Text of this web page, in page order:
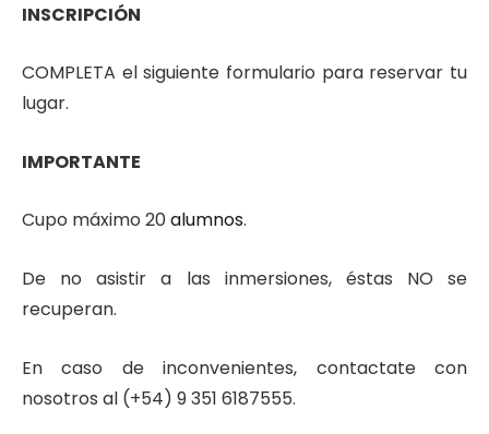
INSCRIPCIÓN
COMPLETA el siguiente formulario para reservar tu
lugar.
IMPORTANTE
Cupo máximo 20alumnos.
De no asistir a las inmersiones, éstas NO se
recuperan.
En caso de inconvenientes, contactate con
nosotros al (+54) 9 351 6187555.